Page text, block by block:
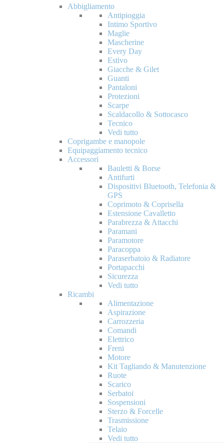
Abbigliamento
Antipioggia
Intimo Sportivo
Maglie
Mascherine
Every Day
Estivo
Giacche & Gilet
Guanti
Pantaloni
Protezioni
Scarpe
Scaldacollo & Sottocasco
Tecnico
Vedi tutto
Coprigambe e manopole
Equipaggiamento tecnico
Accessori
Bauletti & Borse
Antifurti
Dispositivi Bluetooth, Telefonia &
GPS
Coprimoto & Coprisella
Estensione Cavalletto
Parabrezza & Attacchi
Paramani
Paramotore
Paracoppa
Paraserbatoio & Radiatore
Portapacchi
Sicurezza
Vedi tutto
Ricambi
Alimentazione
Aspirazione
Carrozzeria
Comandi
Elettrico
Freni
Motore
Kit Tagliando & Manutenzione
Ruote
Scarico
Serbatoi
Sospensioni
Sterzo & Forcelle
Trasmissione
Telaio
Vedi tutto